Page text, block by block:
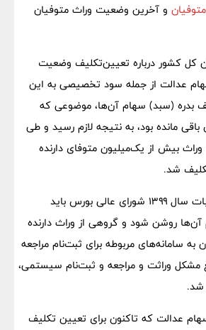
و آخرین وضعیت وراث متوفیان
کل کشور درباره تعیین‌تکلیف وضعیت
عدالت از جمله سود تخصیصی به این
بدره (سبد) سهام آن‌ها، موضوعی که
مانده بود، به نتیجه لازم رسید و طی
بیش از یک‌میلیون متوفای دارنده
شد.
افرادی که مطابق مصوبات سال ۱۳۹۹ شورای عالی بورس باید
روشن شود و گروهی از وراث دارنده
سامانه‌های مربوطه برای ثبت‌نام مراجعه
مشکل وراثت و مراجعه و ثبت‌نام سیستمی،
شد.
عدالت که تاکنون برای تعیین تکلیف